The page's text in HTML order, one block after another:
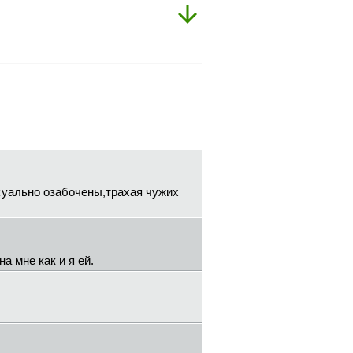
озабочены,трахая чужих
мне как и я ей.